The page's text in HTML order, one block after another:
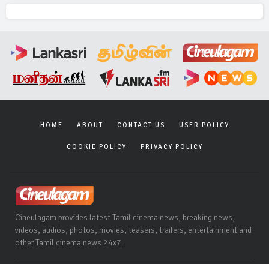
HOME ABOUT CONTACT US USER POLICY
COOKIE POLICY PRIVACY POLICY
Cineulagam provides latest Tamil cinema news, breaking news,
videos, audios, photos, movies, teasers, trailers, entertainment and
other Tamil cinema news 24x7.